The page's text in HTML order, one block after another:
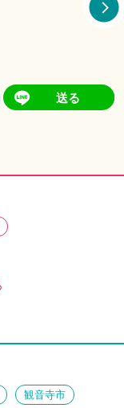
帖 特別編
メ
歴史旅観音寺市